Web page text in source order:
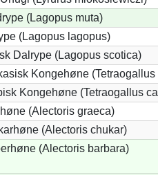
(Lagopus muta)
(Lagopus lagopus)
Dalrype (Lagopus scotica)
Kongehøne
Kongehøne (Tetraogallus
(Alectoris graeca)
(Alectoris chukar)
(Alectoris barbara)